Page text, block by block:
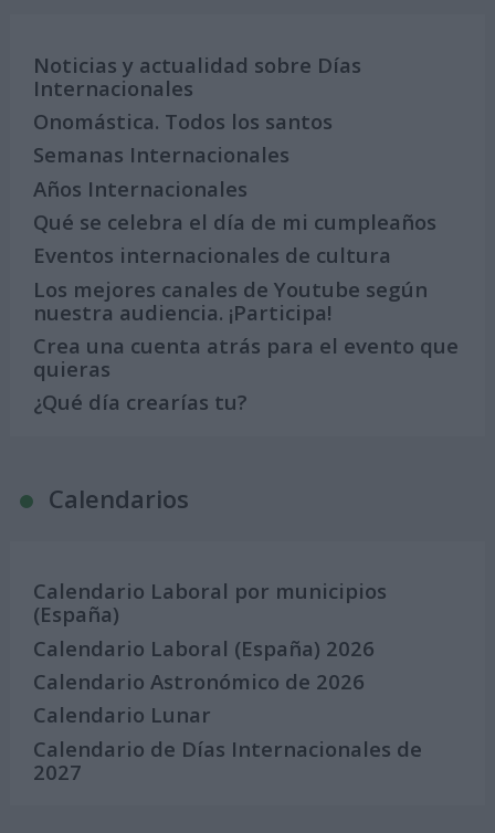
Noticias y actualidad sobre Días
Internacionales
Onomástica. Todos los santos
Semanas Internacionales
Años Internacionales
Qué se celebra el día de mi cumpleaños
Eventos internacionales de cultura
Los mejores canales de Youtube según
nuestra audiencia. ¡Participa!
Crea una cuenta atrás para el evento que
quieras
¿Qué día crearías tu?
Calendarios
Calendario Laboral por municipios
(España)
Calendario Laboral (España) 2026
Calendario Astronómico de 2026
Calendario Lunar
Calendario de Días Internacionales de
2027